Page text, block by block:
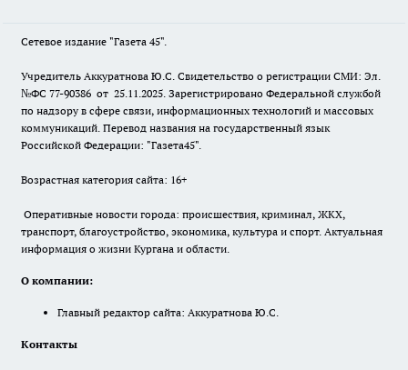
Сетевое издание "Газета 45".
Учредитель Аккуратнова Ю.С. Свидетельство о регистрации СМИ: Эл.
№ФС 77-90386 от 25.11.2025. Зарегистрировано Федеральной службой
по надзору в сфере связи, информационных технологий и массовых
коммуникаций. Перевод названия на государственный язык
Российской Федерации: "Газета45".
Возрастная категория сайта: 16+
Оперативные новости города: происшествия, криминал, ЖКХ,
транспорт, благоустройство, экономика, культура и спорт. Актуальная
информация о жизни Кургана и области.
О компании:
Главный редактор сайта: Аккуратнова Ю.С.
Контакты